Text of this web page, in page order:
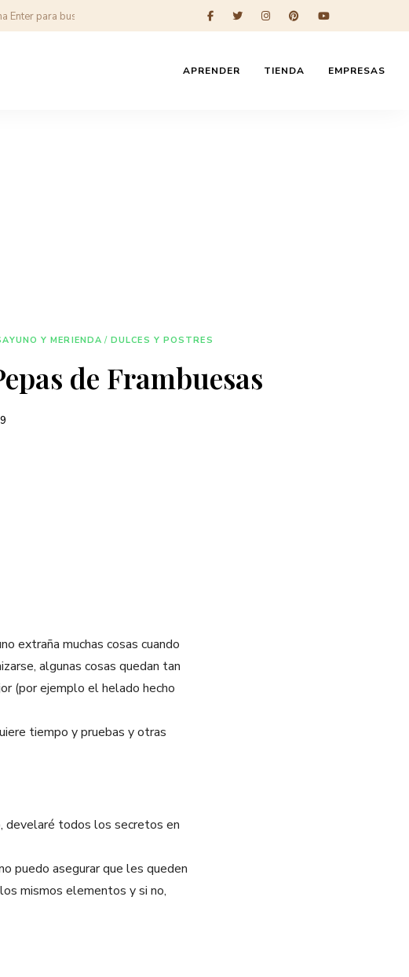
APRENDER TIENDA EMPRESAS
Y MERIENDA / DULCES Y POSTRES
de Frambuesas
extraña muchas cosas cuando
algunas cosas quedan tan
(por ejemplo el helado hecho
tiempo y pruebas y otras
develaré todos los secretos en
puedo asegurar que les queden
mismos elementos y si no,